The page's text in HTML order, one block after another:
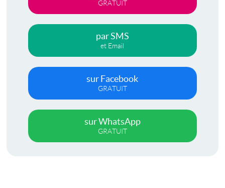
GRATUIT
par SMS
et Email
sur Facebook
GRATUIT
sur WhatsApp
GRATUIT